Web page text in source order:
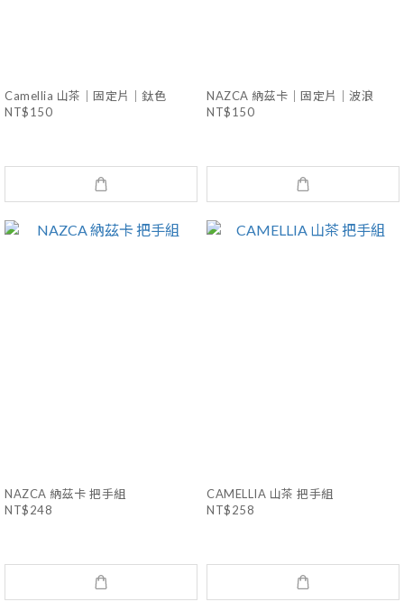
Camellia 山茶｜固定片｜鈦色
NT$150
NAZCA 納茲卡｜固定片｜波浪
NT$150
NAZCA 納茲卡 把手組
NT$248
CAMELLIA 山茶 把手組
NT$258